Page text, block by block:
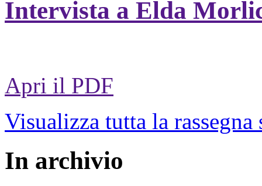
Intervista a Elda
Apri il PDF
Visualizza tutta la rassegna
In archivio